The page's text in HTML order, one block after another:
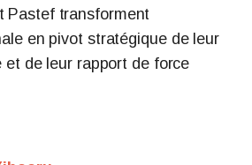
Pastef transforment
en pivot stratégique de leur
et de leur rapport de force